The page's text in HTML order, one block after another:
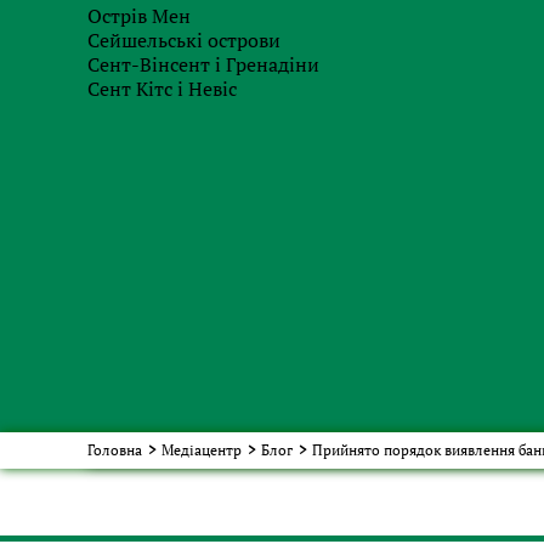
Острів Мен
Сейшельські острови
Сент-Вінсент і Гренадіни
Сент Кітс і Невіс
Головна > Медіацентр > Блог > Прийнято порядок виявлення